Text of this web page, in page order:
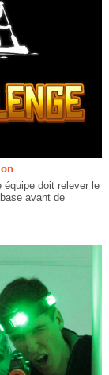
équipe doit relever le
avant de